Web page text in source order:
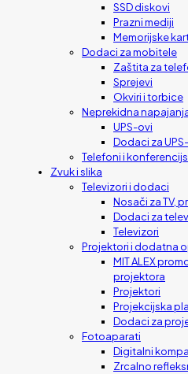
SSD diskovi
Prazni mediji
Memorijske
Dodaci za mobitele
Zaštita za
Sprejevi
Okviri i torbice
Neprekidna
UPS-ovi
Dodaci za
Telefoni i
Zvuk i slika
Televizori i dodaci
Nosači za TV,
Dodaci za
Televizori
Projektori i dodatna
MIT ALEX
projektora
Projektori
Projekcijska
Dodaci za
Fotoaparati
Digitalni
Zrcalno